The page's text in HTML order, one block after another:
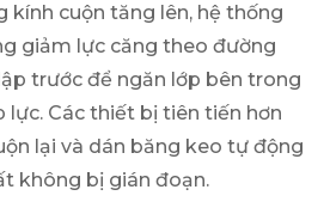
kính cuộn tăng lên, hệ thống
giảm lực căng theo đường
trước để ngăn lớp bên trong
lực. Các thiết bị tiên tiến hơn
lại và dán băng keo tự động
không bị gián đoạn.